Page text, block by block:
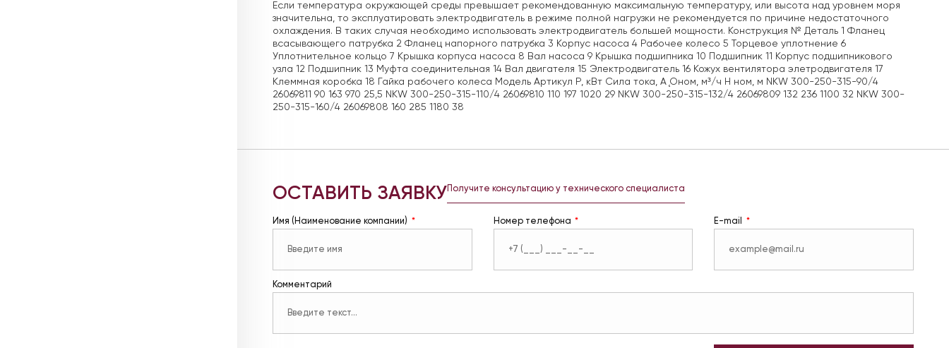
Если температура окружающей среды превышает рекомендованную максимальную температуру, или высота над уровнем моря
значительна, то эксплуатировать электродвигатель в режиме полной нагрузки не рекомендуется по причине недостаточного
охлаждения. В таких случая необходимо использовать электродвигатель большей мощности. Конструкция № Деталь 1 Фланец
всасывающего патрубка 2 Фланец напорного патрубка 3 Корпус насоса 4 Рабочее колесо 5 Торцевое уплотнение 6
Уплотнительное кольцо 7 Крышка корпуса насоса 8 Вал насоса 9 Крышка подшипника 10 Подшипник 11 Корпус подшипникового
узла 12 Подшипник 13 Муфта соединительная 14 Вал двигателя 15 Электродвигатель 16 Кожух вентилятора элетродвигателя 17
Клеммная коробка 18 Гайка рабочего колеса Модель Артикул Р, кВт Сила тока, А Ǫном, м³/ч H ном, м NKW 300-250-315-90/4
26069811 90 163 970 25,5 NKW 300-250-315-110/4 26069810 110 197 1020 29 NKW 300-250-315-132/4 26069809 132 236 1100 32 NKW 300-
250-315-160/4 26069808 160 285 1180 38
ОСТАВИТЬ ЗАЯВКУ Получите консультацию у технического специалиста
Имя (Наименование компании) Номер телефона E-mail
Комментарий